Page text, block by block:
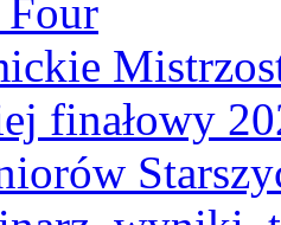
finałowy